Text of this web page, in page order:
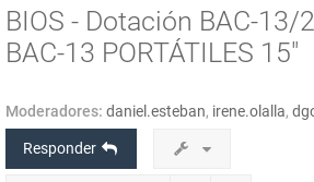
BIOS - Dotación BAC-13/
BAC-13 PORTÁTILES 15"
Moderadores: daniel.esteban, irene.olalla,
Responder